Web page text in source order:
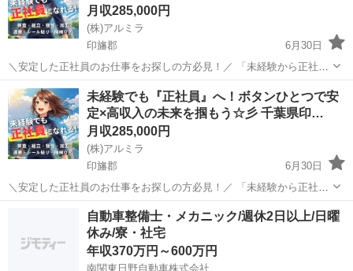
月収285,000円
(株)アルミラ
印旛郡
6月30日
＼安定した正社員のお仕事をお探しの方必見！／ 「未経験から正社員
になれる？」 「すぐに働ける仕事が知りたい！」 「長期安定の職場で
働きたい！」 ⇒ そんなアナタにピッタリの正社員求人をご紹介！ ...
千葉 印旛郡 工場 未経験
未経験でも『正社員』へ！ボタンひとつで安
定×高収入の未来を掴もう☆彡 千葉県印…
月収285,000円
(株)アルミラ
印旛郡
6月30日
＼安定した正社員のお仕事をお探しの方必見！／ 「未経験から正社員
になれる？」 「すぐに働ける仕事が知りたい！」 「長期安定の職場で
働きたい！」 ⇒ そんなアナタにピッタリの正社員求人をご紹介！ ...
工場 未経験
自動車整備士・メカニック/週休2日以上/日曜
休み/寮・社宅
年収370万円～600万円
南関東日野自動車株式会社